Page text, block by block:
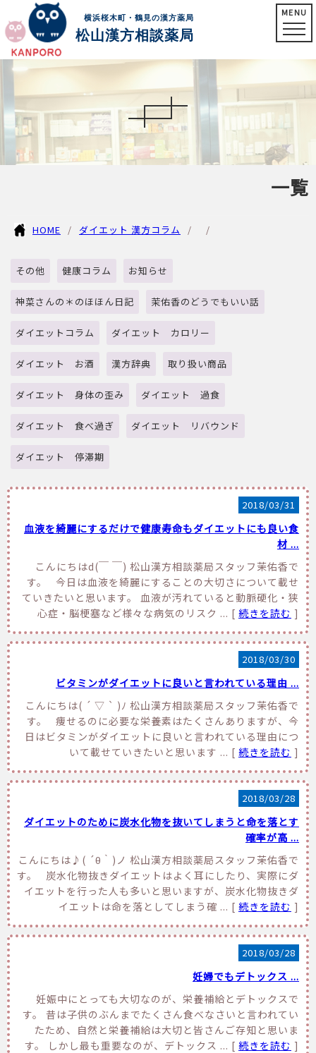
横浜桜木町・鶴見の漢方薬局
松山漢方相談薬局
MENU
一覧
HOME ダイエット 漢方コラム
その他 健康コラム お知らせ
神菜さんの＊のほほん日記 茉佑香のどうでもいい話
ダイエットコラム ダイエット カロリー
ダイエット お酒 漢方辞典 取り扱い商品
ダイエット 身体の歪み ダイエット 過食
ダイエット 食べ過ぎ ダイエット リバウンド
ダイエット 停滞期
2018/03/31
血液を綺麗にするだけで健康寿命もダイエットにも良い食
材 ...
こんにちはd(￣ ￣) 松山漢方相談薬局スタッフ茉佑香で
す。 今日は血液を綺麗にすることの大切さについて載せ
ていきたいと思います。 血液が汚れていると動脈硬化・狭
心症・脳梗塞など様々な病気のリスク ... [ 続きを読む ]
2018/03/30
ビタミンがダイエットに良いと言われている理由 ...
こんにちは( ´ ▽ ` )ﾉ 松山漢方相談薬局スタッフ茉佑香で
す。 痩せるのに必要な栄養素はたくさんありますが、今
日はビタミンがダイエットに良いと言われている理由につ
いて載せていきたいと思います ... [ 続きを読む ]
2018/03/28
ダイエットのために炭水化物を抜いてしまうと命を落とす
確率が高 ...
こんにちは♪( ´θ｀)ノ 松山漢方相談薬局スタッフ茉佑香で
す。 炭水化物抜きダイエットはよく耳にしたり、実際にダ
イエットを行った人も多いと思いますが、炭水化物抜きダ
イエットは命を落としてしまう確 ... [ 続きを読む ]
2018/03/28
妊婦でもデトックス ...
妊娠中にとっても大切なのが、栄養補給とデトックスで
す。 昔は子供のぶんまでたくさん食べなさいと言われてい
たため、自然と栄養補給は大切と皆さんご存知と思いま
す。 しかし最も重要なのが、デトックス ... [ 続きを読む ]